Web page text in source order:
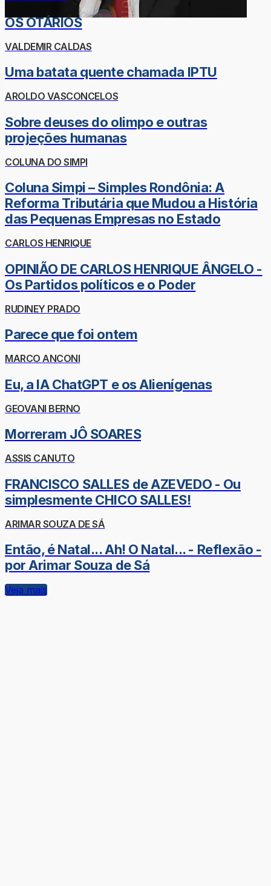
OS OTÁRIOS
VALDEMIR CALDAS
Uma batata quente chamada IPTU
AROLDO VASCONCELOS
Sobre deuses do olimpo e outras
projeções humanas
COLUNA DO SIMPI
Coluna Simpi – Simples Rondônia: A
Reforma Tributária que Mudou a História
das Pequenas Empresas no Estado
CARLOS HENRIQUE
OPINIÃO DE CARLOS HENRIQUE ÂNGELO -
Os Partidos políticos e o Poder
RUDINEY PRADO
Parece que foi ontem
MARCO ANCONI
Eu, a IA ChatGPT e os Alienígenas
GEOVANI BERNO
Morreram JÔ SOARES
ASSIS CANUTO
FRANCISCO SALLES de AZEVEDO - Ou
simplesmente CHICO SALLES!
ARIMAR SOUZA DE SÁ
Então, é Natal... Ah! O Natal... - Reflexão -
por Arimar Souza de Sá
Veja mais